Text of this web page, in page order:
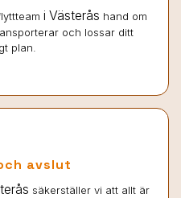
i Västerås hand om
och lossar ditt
plan.
avslut
säkerställer vi att allt är